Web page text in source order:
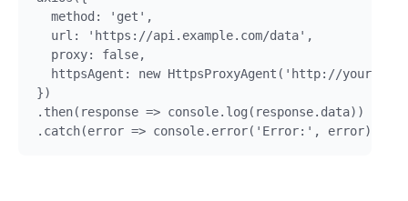
  method: 'get',
  url: 'https://api.example.com/data',
  proxy: false,
httpsAgent: new HttpsProxyAgent('http://your-
})
.then(response => console.log(response.data))